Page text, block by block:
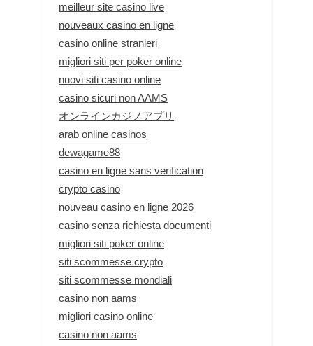
meilleur site casino live
nouveaux casino en ligne
casino online stranieri
migliori siti per poker online
nuovi siti casino online
casino sicuri non AAMS
オンラインカジノアプリ
arab online casinos
dewagame88
casino en ligne sans verification
crypto casino
nouveau casino en ligne 2026
casino senza richiesta documenti
migliori siti poker online
siti scommesse crypto
siti scommesse mondiali
casino non aams
migliori casino online
casino non aams